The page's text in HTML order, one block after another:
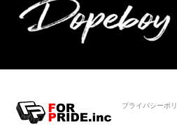
プライバシーポ